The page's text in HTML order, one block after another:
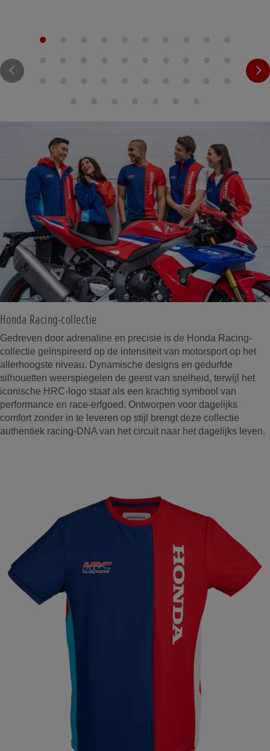
Honda Racing-collectie
Gedreven door adrenaline en precisie is de Honda Racing-
collectie geïnspireerd op de intensiteit van motorsport op het
allerhoogste niveau. Dynamische designs en gedurfde
silhouetten weerspiegelen de geest van snelheid, terwijl het
iconische HRC-logo staat als een krachtig symbool van
performance en race-erfgoed. Ontworpen voor dagelijks
comfort zonder in te leveren op stijl brengt deze collectie
authentiek racing-DNA van het circuit naar het dagelijks leven.